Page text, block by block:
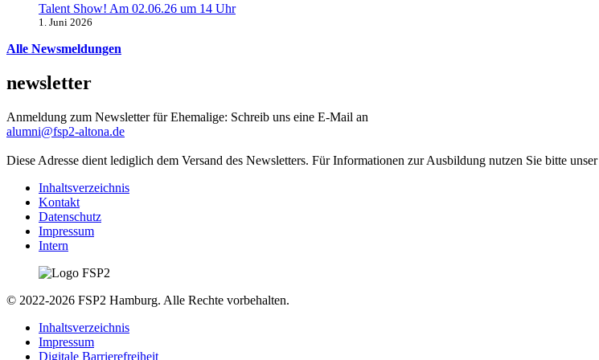
Talent Show! Am 02.06.26 um 14 Uhr
1. Juni 2026
Alle Newsmeldungen
newsletter
Anmeldung zum Newsletter für Ehemalige: Schreib uns eine E-Mail an
alumni@fsp2-altona.de
Diese Adresse dient lediglich dem Versand des Newsletters. Für Informationen zur Ausbildung nutzen Sie bitte unser
Inhaltsverzeichnis
Kontakt
Datenschutz
Impressum
Intern
© 2022-2026 FSP2 Hamburg. Alle Rechte vorbehalten.
Inhaltsverzeichnis
Impressum
Digitale Barrierefreiheit